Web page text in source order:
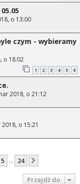
o 13:00
czym - wybieramy
o 18:02
1 2 3 4 5 6
2018, o 21:12
o 15:21
5 … 24
Przejdź do